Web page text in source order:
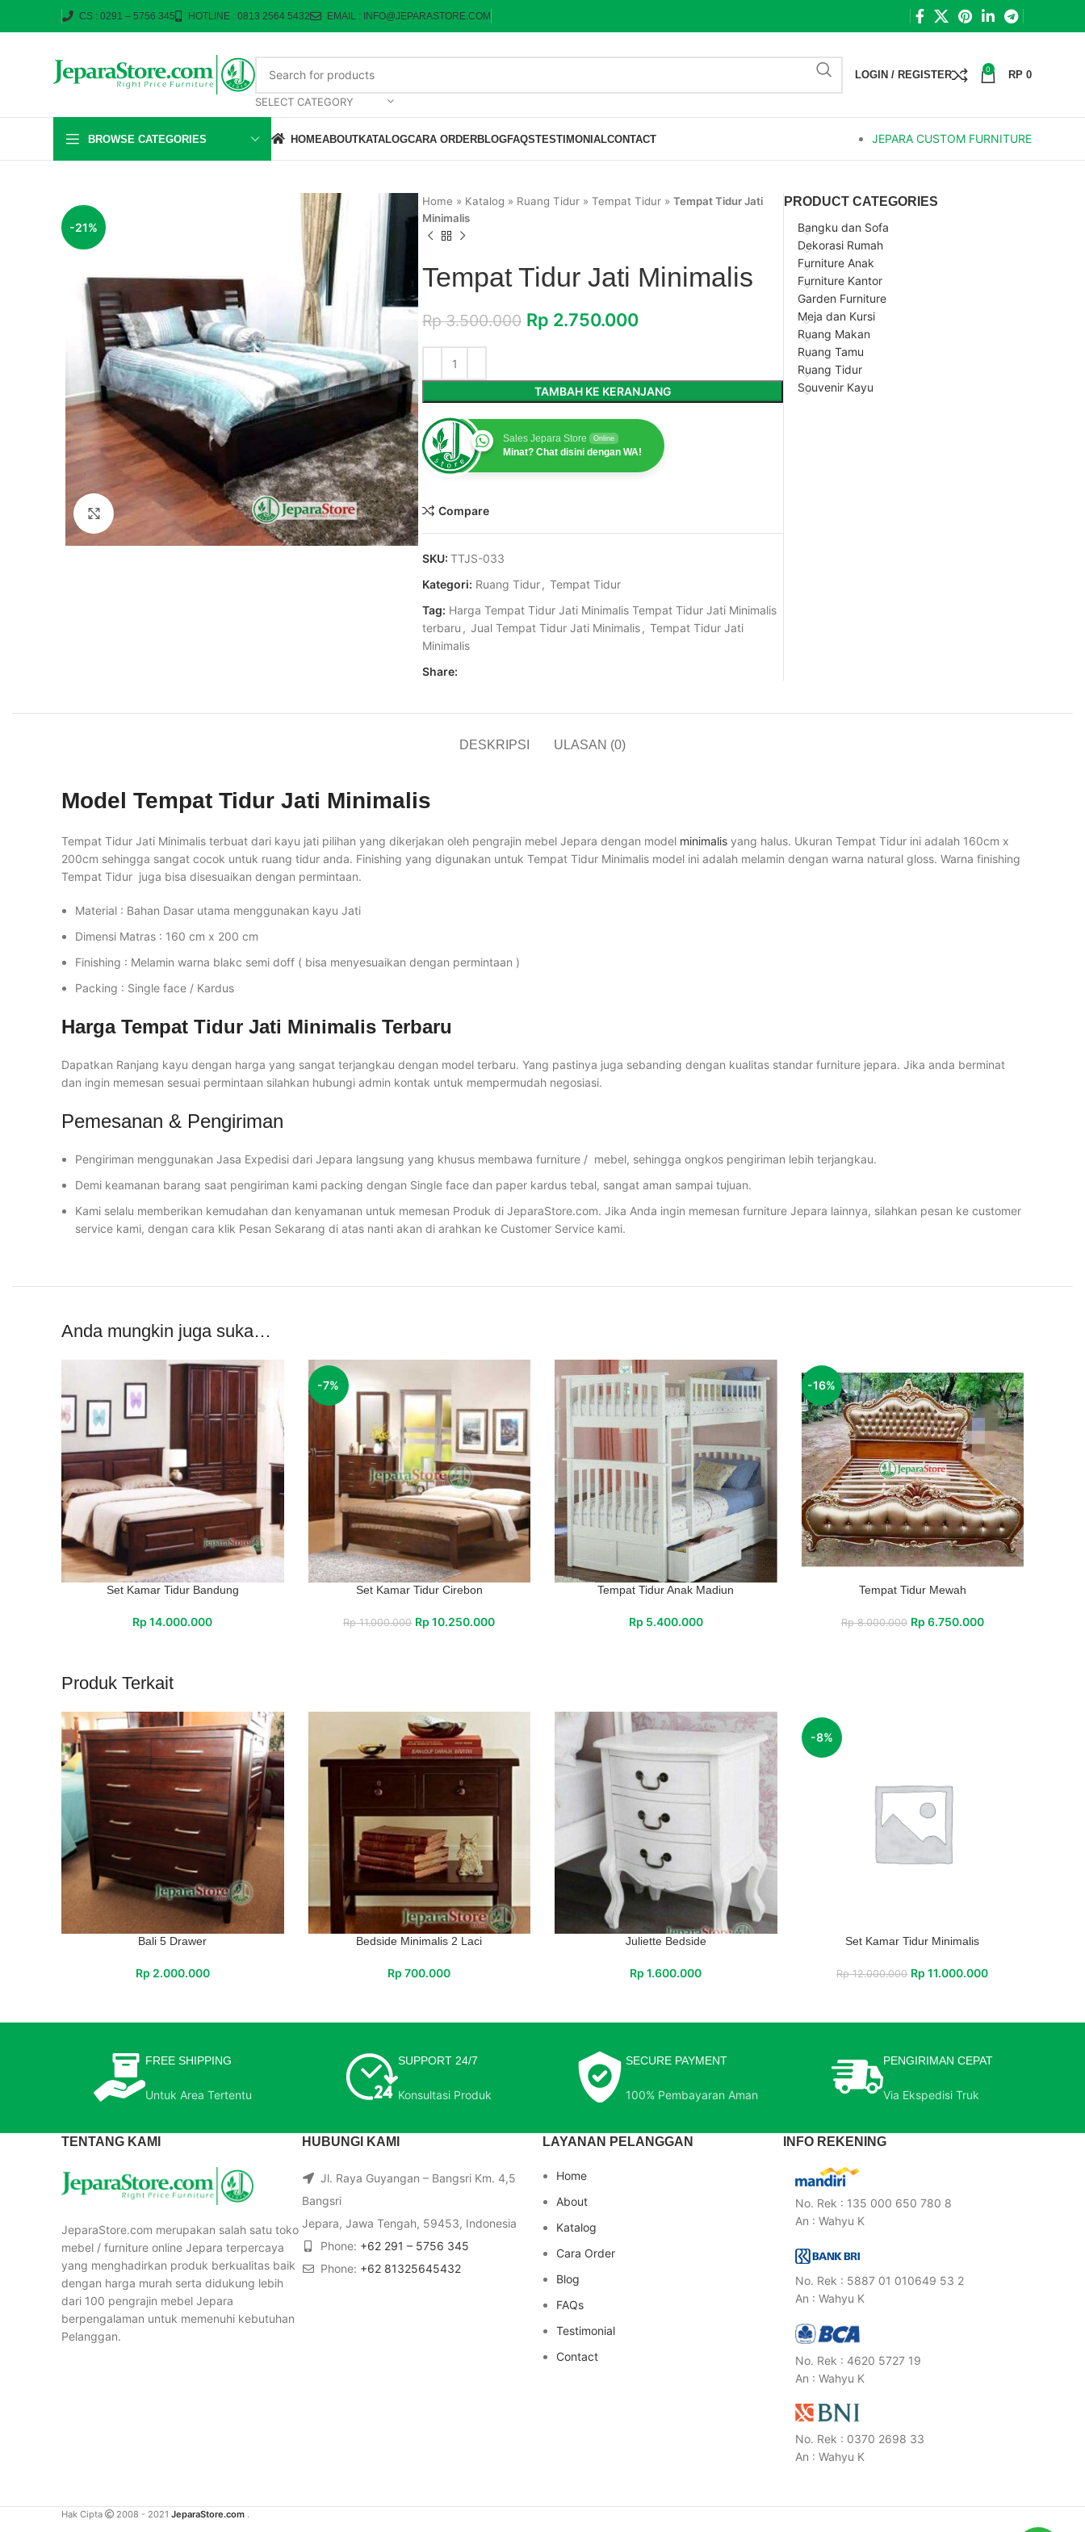
CS : 0291 – 5756 345 HOTLINE : 0813 2564 5432 EMAIL : INFO@JEPARASTORE.COM
SELECT CATEGORY
LOGIN / REGISTER 0 RP 0
BROWSE CATEGORIES HOMEABOUTKATALOGCARA ORDERBLOGFAQSTESTIMONIALCONTACT JEPARA CUSTOM FURNITURE
-21%
Click to enlarge
Home » Katalog » Ruang Tidur » Tempat Tidur » Tempat Tidur Jati
Minimalis
Tempat Tidur Jati Minimalis
Rp3.500.000 Rp 2.750.000
TAMBAH KE KERANJANG
Sales Jepara Store Online
Minat? Chat disini dengan WA!
Compare
SKU: TTJS-033
Kategori: Ruang Tidur, Tempat Tidur
Tag: Harga Tempat Tidur Jati Minimalis Tempat Tidur Jati Minimalis
terbaru , Jual Tempat Tidur Jati Minimalis, Tempat Tidur Jati
Minimalis
Share:
PRODUCT CATEGORIES
Bangku dan Sofa
Dekorasi Rumah
Furniture Anak
Furniture Kantor
Garden Furniture
Meja dan Kursi
Ruang Makan
Ruang Tamu
Ruang Tidur
Souvenir Kayu
DESKRIPSI ULASAN (0)
Model Tempat Tidur Jati Minimalis
Tempat Tidur Jati Minimalis terbuat dari kayu jati pilihan yang dikerjakan oleh pengrajin mebel Jepara dengan model minimalis yang halus. Ukuran Tempat Tidur ini adalah 160cm x
200cm sehingga sangat cocok untuk ruang tidur anda. Finishing yang digunakan untuk Tempat Tidur Minimalis model ini adalah melamin dengan warna natural gloss. Warna finishing
Tempat Tidur juga bisa disesuaikan dengan permintaan.
Material : Bahan Dasar utama menggunakan kayu Jati
Dimensi Matras : 160 cm x 200 cm
Finishing : Melamin warna blakc semi doff ( bisa menyesuaikan dengan permintaan )
Packing : Single face / Kardus
Harga Tempat Tidur Jati Minimalis Terbaru
Dapatkan Ranjang kayu dengan harga yang sangat terjangkau dengan model terbaru. Yang pastinya juga sebanding dengan kualitas standar furniture jepara. Jika anda berminat
dan ingin memesan sesuai permintaan silahkan hubungi admin kontak untuk mempermudah negosiasi.
Pemesanan & Pengiriman
Pengiriman menggunakan Jasa Expedisi dari Jepara langsung yang khusus membawa furniture / mebel, sehingga ongkos pengiriman lebih terjangkau.
Demi keamanan barang saat pengiriman kami packing dengan Single face dan paper kardus tebal, sangat aman sampai tujuan.
Kami selalu memberikan kemudahan dan kenyamanan untuk memesan Produk di JeparaStore.com. Jika Anda ingin memesan furniture Jepara lainnya, silahkan pesan ke customer
service kami, dengan cara klik Pesan Sekarang di atas nanti akan di arahkan ke Customer Service kami.
Anda mungkin juga suka…
Set Kamar Tidur Bandung
Rp 14.000.000
-7%
Set Kamar Tidur Cirebon
Rp11.000.000 Rp 10.250.000
Tempat Tidur Anak Madiun
Rp 5.400.000
-16%
Tempat Tidur Mewah
Rp8.000.000 Rp 6.750.000
Produk Terkait
Bali 5 Drawer
Rp 2.000.000
Bedside Minimalis 2 Laci
Rp 700.000
Juliette Bedside
Rp 1.600.000
-8%
Set Kamar Tidur Minimalis
Rp12.000.000 Rp 11.000.000
FREE SHIPPING
Untuk Area Tertentu
SUPPORT 24/7
Konsultasi Produk
SECURE PAYMENT
100% Pembayaran Aman
PENGIRIMAN CEPAT
Via Ekspedisi Truk
TENTANG KAMI
JeparaStore.com merupakan salah satu toko
mebel / furniture online Jepara terpercaya
yang menghadirkan produk berkualitas baik
dengan harga murah serta didukung lebih
dari 100 pengrajin mebel Jepara
berpengalaman untuk memenuhi kebutuhan
Pelanggan.
HUBUNGI KAMI
Jl. Raya Guyangan – Bangsri Km. 4,5
Bangsri
Jepara, Jawa Tengah, 59453, Indonesia
Phone: +62 291 – 5756 345
Phone: +62 81325645432
LAYANAN PELANGGAN
Home
About
Katalog
Cara Order
Blog
FAQs
Testimonial
Contact
INFO REKENING
No. Rek : 135 000 650 780 8
An : Wahyu K
No. Rek : 5887 01 010649 53 2
An : Wahyu K
No. Rek : 4620 5727 19
An : Wahyu K
No. Rek : 0370 2698 33
An : Wahyu K
Hak Cipta 2008 - 2021 JeparaStore.com .